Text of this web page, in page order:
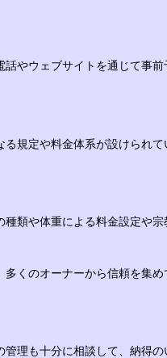
やウェブサイトを通じて事
規定や料金体系が設けられ
類や体重による料金設定や
くのオーナーから信頼を集
理も十分に相談して、納得の